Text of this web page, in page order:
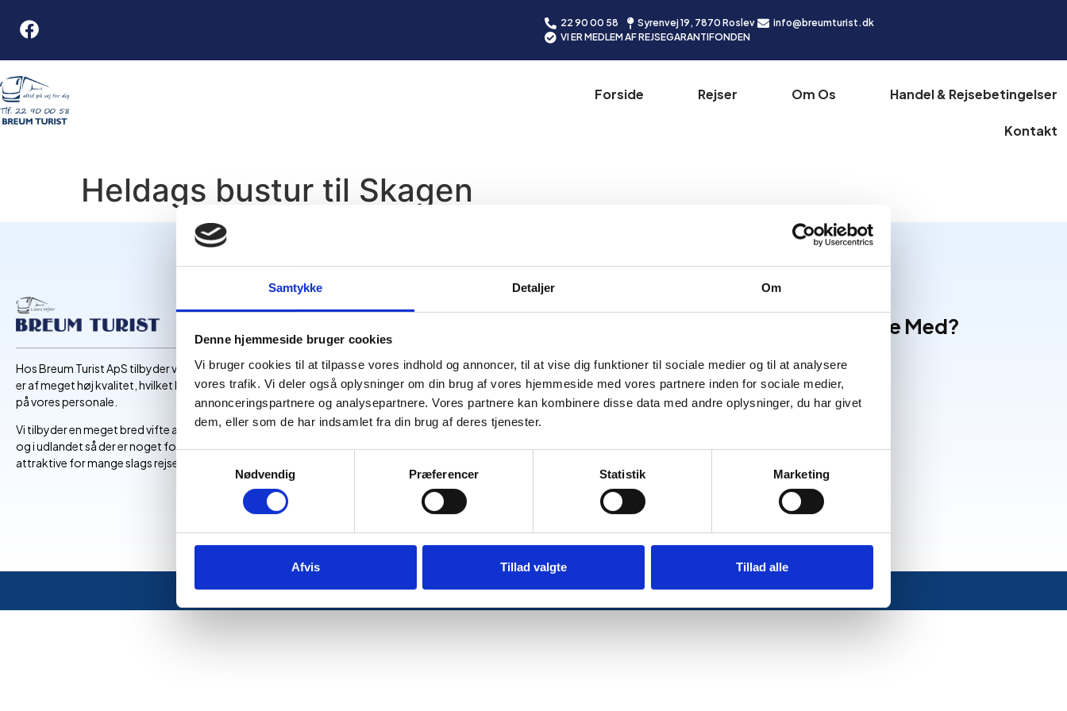
Samtykke Detaljer Om
Denne hjemmeside bruger cookies
Vi bruger cookies til at tilpasse vores indhold og annoncer, til at vise dig funktioner til sociale medier og til at analysere
vores trafik. Vi deler også oplysninger om din brug af vores hjemmeside med vores partnere inden for sociale medier,
annonceringspartnere og analysepartnere. Vores partnere kan kombinere disse data med andre oplysninger, du har givet
dem, eller som de har indsamlet fra din brug af deres tjenester.
Samtykkevalg
Nødvendig
Præferencer Statistik Marketing
Afvis Tillad valgte Tillad alle
22 90 00 58 Syrenvej 19, 7870 Roslev
info@breumturist.dk
VI ER MEDLEM AF REJSEGARANTIFONDEN
Forside Rejser Om Os Handel & Rejsebetingelser
Kontakt
Heldags bustur til Skagen
Hos Breum Turist ApS tilbyder vi noget ekstra. Vores busselskab
er af meget høj kvalitet, hvilket kan ses både på vores busser og
på vores personale.
Vi tilbyder en meget bred vifte af destinationer både i Danmark
og i udlandet så der er noget for enhver smag, hvilket gør os
attraktive for mange slags rejsende.
Syrenvej 19, 7870 Roslev
(+45) 22 90 00 58
info@breumturist.dk
Hvad Kan Vi Hjælpe Med?
Forside
Rejser
Handel & Rejsebetingelser
Designet & udvliket af Kompas360